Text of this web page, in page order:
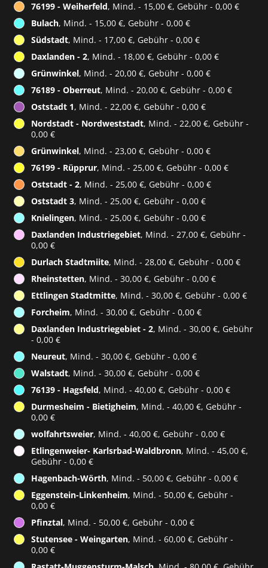
76199 - Weiherfeld, Mind. - 15,00 €, Gebühr - 0,00 €
Bulach, Mind. - 15,00 €, Gebühr - 0,00 €
Südstadt, Mind. - 17,00 €, Gebühr - 0,00 €
Daxlanden - 2, Mind. - 18,00 €, Gebühr - 0,00 €
Grünwinkel, Mind. - 20,00 €, Gebühr - 0,00 €
76189 - Oberreut, Mind. - 20,00 €, Gebühr - 0,00 €
Oststadt 1, Mind. - 22,00 €, Gebühr - 0,00 €
Nordstadt - Nordweststadt, Mind. - 22,00 €, Gebühr -
0,00 €
Grünwinkel, Mind. - 23,00 €, Gebühr - 0,00 €
76199 - Rüpprur, Mind. - 25,00 €, Gebühr - 0,00 €
Oststadt - 2, Mind. - 25,00 €, Gebühr - 0,00 €
Oststadt 3, Mind. - 25,00 €, Gebühr - 0,00 €
Knielingen, Mind. - 25,00 €, Gebühr - 0,00 €
Daxlanden Industriegebiet, Mind. - 27,00 €, Gebühr -
0,00 €
Durlach Stadtmiite, Mind. - 28,00 €, Gebühr - 0,00 €
Rheinstetten, Mind. - 30,00 €, Gebühr - 0,00 €
Ettlingen Stadtmitte, Mind. - 30,00 €, Gebühr - 0,00 €
Forcheim, Mind. - 30,00 €, Gebühr - 0,00 €
Daxlanden Industriegebiet - 2, Mind. - 30,00 €, Gebühr
- 0,00 €
Neureut, Mind. - 30,00 €, Gebühr - 0,00 €
Walstadt, Mind. - 30,00 €, Gebühr - 0,00 €
76139 - Hagsfeld, Mind. - 40,00 €, Gebühr - 0,00 €
Durmesheim - Bietigheim, Mind. - 40,00 €, Gebühr -
0,00 €
wolfahrtsweier, Mind. - 40,00 €, Gebühr - 0,00 €
Etlingenweier- Karlsrbad-Waldbronn, Mind. - 45,00 €,
Gebühr - 0,00 €
Hagenbach-Wörth, Mind. - 50,00 €, Gebühr - 0,00 €
Eggenstein-Linkenheim, Mind. - 50,00 €, Gebühr -
0,00 €
Pfinztal, Mind. - 50,00 €, Gebühr - 0,00 €
Stutensee - Weingarten, Mind. - 60,00 €, Gebühr -
0,00 €